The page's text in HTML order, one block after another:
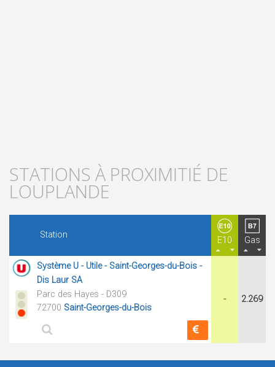
STATIONS À PROXIMITIÉ DE
LOUPLANDE
Station
E10 Gas
Système U - Utile - Saint-Georges-du-Bois -
Dis Laur SA
Parc des Hayes - D309
72700 Saint-Georges-du-Bois
- 2.269